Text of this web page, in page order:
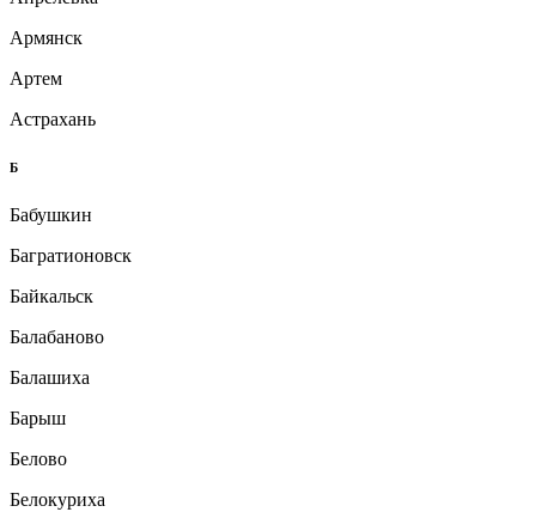
Армянск
Артем
Астрахань
Б
Бабушкин
Багратионовск
Байкальск
Балабаново
Балашиха
Барыш
Белово
Белокуриха